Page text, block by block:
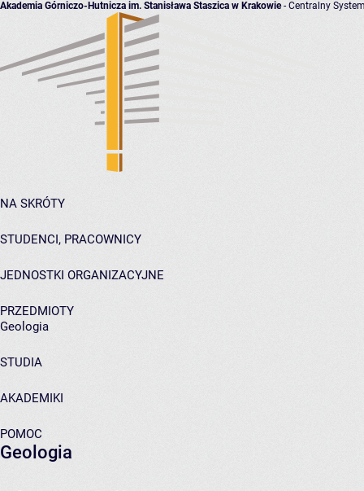
Akademia Górniczo-Hutnicza im. Stanisława Staszica w Krakowie- Centralny
NA SKRÓTY
STUDENCI, PRACOWNICY
JEDNOSTKI ORGANIZACYJNE
PRZEDMIOTY
Geologia
STUDIA
AKADEMIKI
POMOC
Geologia